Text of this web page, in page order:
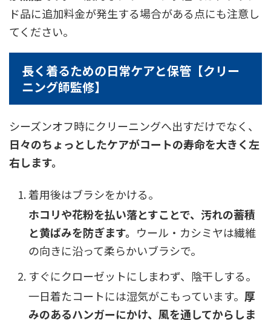
ド品に追加料金が発生する場合がある点にも注意し
てください。
長く着るための日常ケアと保管【クリー
ニング師監修】
シーズンオフ時にクリーニングへ出すだけでなく、
日々のちょっとしたケアがコートの寿命を大きく左
右します。
着用後はブラシをかける。
ホコリや花粉を払い落とすことで、汚れの蓄積
と黄ばみを防ぎます。 ウール・カシミヤは繊維
の向きに沿って柔らかいブラシで。
すぐにクローゼットにしまわず、陰干しする。
一日着たコートには湿気がこもっています。 厚
みのあるハンガーにかけ、風を通してからしま